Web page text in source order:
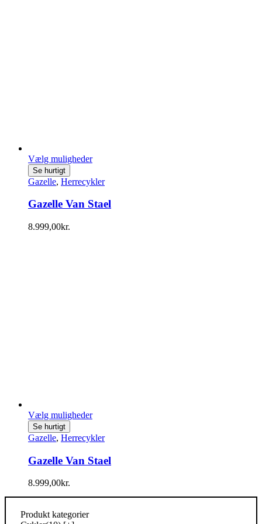
Vælg muligheder
Dette
vare
flere
varianter.
Mulighederne
kan
Se hurtigt
Gazelle, Herrecykler
Gazelle Van Stael
8.999,00kr.
Vælg muligheder
Dette
vare
flere
varianter.
Mulighederne
kan
vælges
på
varesiden
Se hurtigt
Gazelle, Herrecykler
Gazelle Van Stael
8.999,00kr.
Produkt kategorier